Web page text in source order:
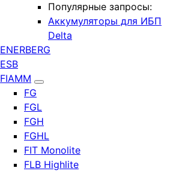
Популярные запросы:
Аккумуляторы для ИБП
Delta
ENERBERG
ESB
FIAMM
FG
FGL
FGH
FGHL
FIT Monolite
FLB Highlite